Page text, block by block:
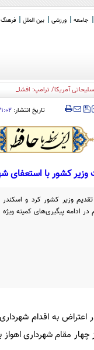
جامعه ورزشی بین الملل
آمریکا/ ترامپ: افشا
تاریخ انتشار:۲۱:۰۲ - ۲۱-
کشور با استعفای
وزیر کشور کرد و اسکندر
ادامه پیگیری‌های کمیته ویژه
به اقدام
مقام شهرداری